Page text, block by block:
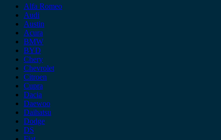
Alfa Romeo
Audi
Austin
Acura
BMW
BYD
Chery
Chevrolet
Citroen
Cupra
Dacia
Daewoo
Daihatsu
Dodge
DS